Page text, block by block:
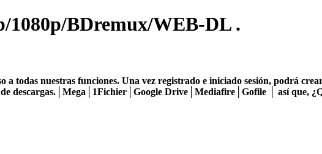
1080p/BDremux/WEB-DL .
a todas nuestras funciones. Una vez registrado e iniciado sesión, podrá
descargas.│Mega│1Fichier│Google Drive│Mediafire│Gofile │ así que,